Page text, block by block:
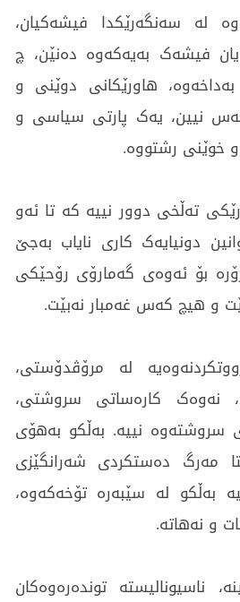
لە سەنگەرێکدا فیشەکیان،
فیشەک بەیەکەوە دەنێن، چ
هاورێکانی دوێنی و
نیین، یەک پارتی سیاسی و
خوێنی رشتووە.
تەڵخی دوور نییە کە تا ئەو
دونیایەک کاری نایاب بەجێ
بۆ ئەوەی گەمارۆی رۆحێکی
و هیچ کەس غەمبار نەبێت.
لە مرۆڤدۆستی،
نەوەک کارەساتی سروشتی،
سروشتەوە نییە. بەڵکو بەهۆی
مەرگ دەستکردی شەرانگێزی
بەڵکو لە سێبەرە تۆخەکەوە،
و نەهاتە.
ناسیونالیستە توندەرەوەکان